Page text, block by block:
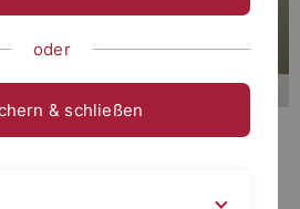
organisiert und koordiniert das
oder
& schließen